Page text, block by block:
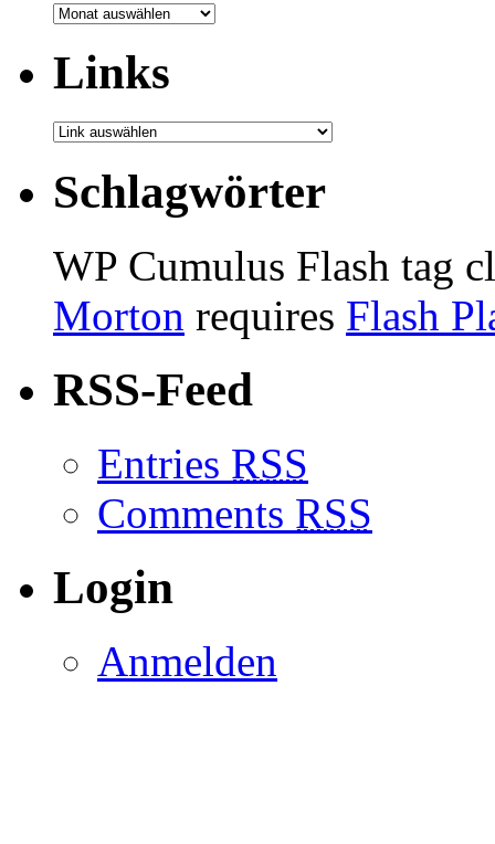
Archiv
Links
Schlagwörter
WP Cumulus Flash tag
Morton requires Flash
RSS-Feed
Entries RSS
Comments RSS
Login
Anmelden